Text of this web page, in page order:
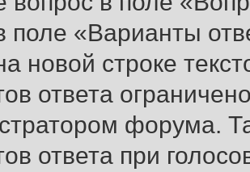
поле «Варианты
новой строке
ответа
форума.
ответа при